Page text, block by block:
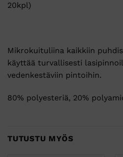
20kpl)
Mikrokuituliina kaikkiin
käyttää turvallisesti
vedenkestäviin pintoihin.
80% polyesteriä, 20%
TUTUSTU MYÖS